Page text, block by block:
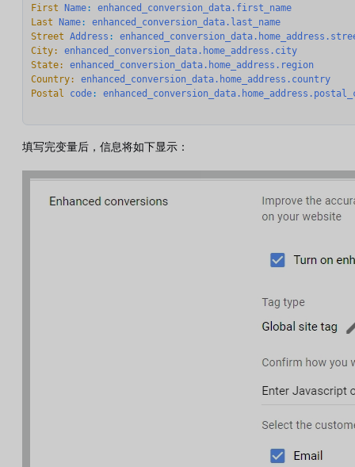
First Name: enhanced_conversion_data.first_name
Last Name: enhanced_conversion_data.last_name
Street Address :
City:
enhanced_conversion_data.home_address.city
State:
enhanced_conversion_data.home_address.region
Country:
enhanced_conversion_data.home_address.country
Postal
code:
填写完变量后，信息将如下显示：